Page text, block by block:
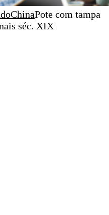
ChinaPote com tampa
séc. XIX